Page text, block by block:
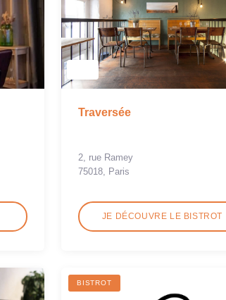
Traversée
2, rue Ramey
75018, Paris
JE DÉCOUVRE LE BISTROT
BISTROT